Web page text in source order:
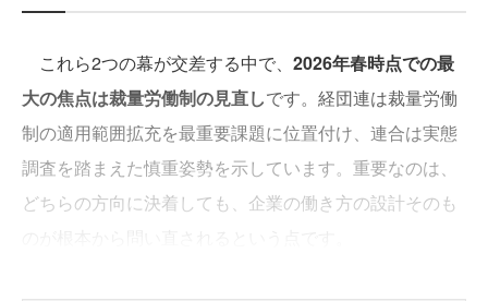
これら2つの幕が交差する中で、 2026年春時点での最
大の焦点は裁量労働制の見直しです。経団連は裁量労働
制の適用範囲拡充を最重要課題に位置付け、連合は実態
調査を踏まえた慎重姿勢を示しています。重要なのは、
どちらの方向に決着しても、企業の働き方の設計そのも